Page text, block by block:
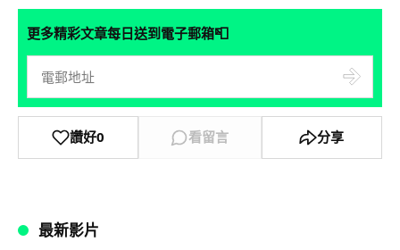
更多精彩文章每日送到電子郵箱📮
讚好0 看留言 分享
最新影片